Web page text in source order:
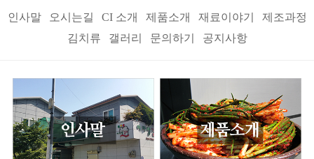
인사말 오시는길 CI 소개 제품소개 재료이야기
제조과정
김치류
갤러리 문의하기 공지사항